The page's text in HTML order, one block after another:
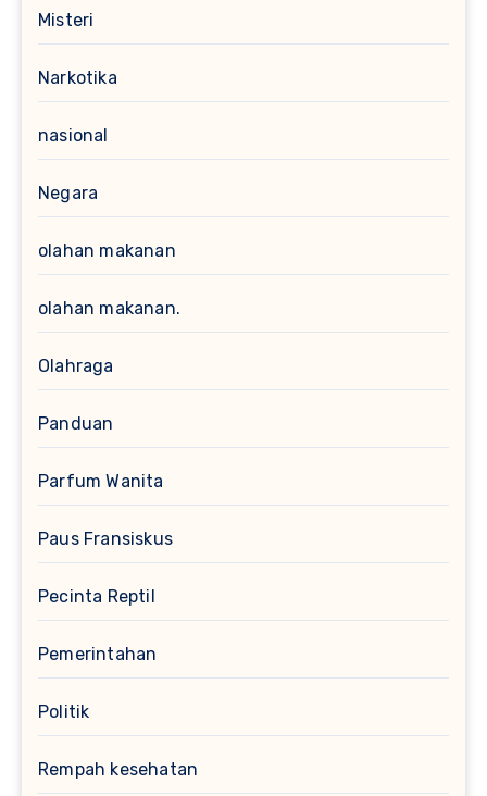
Misteri
Narkotika
nasional
Negara
olahan makanan
olahan makanan.
Olahraga
Panduan
Parfum Wanita
Paus Fransiskus
Pecinta Reptil
Pemerintahan
Politik
Rempah kesehatan